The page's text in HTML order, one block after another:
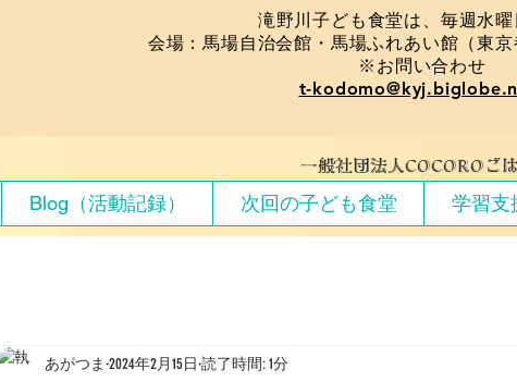
滝野川子ども食堂は、毎週水曜
会場：馬場自治会館・馬場ふれあい館（東京
※お問い合わせ
t-
一般社団法人COCOROご
Blog（活動記録） 次回の子ども食堂 学習支
あがつま 2024年2月15日 読了時間: 1分